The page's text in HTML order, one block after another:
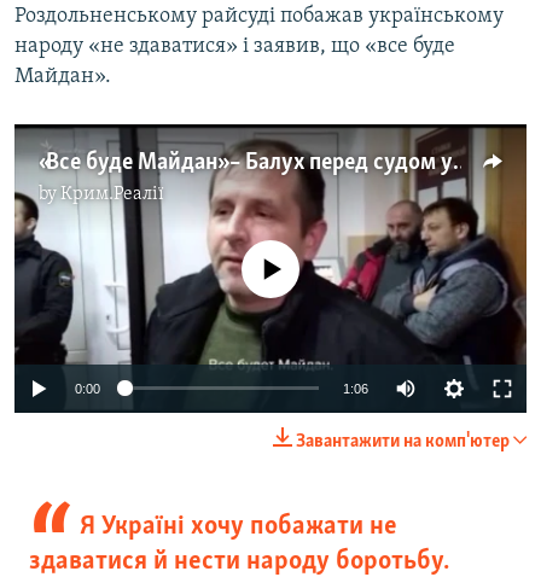
Роздольненському райсуді побажав українському
народу «не здаватися» і заявив, що «все буде
Майдан». ​
«Все буде Майдан» – Балух перед судом у Криму
byКрим.Реалії
No media source currently available
0:00 1:06
Завантажити на комп'ютер
Я Україні хочу побажати не
здаватися й нести народу боротьбу.